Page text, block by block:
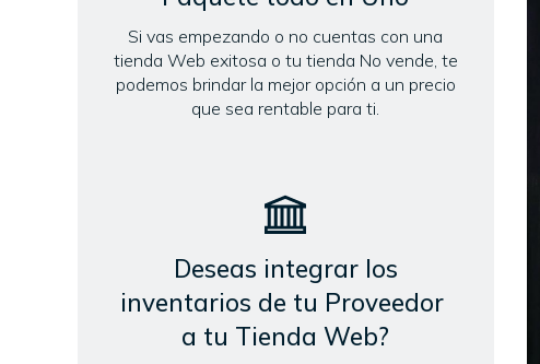
Si vas empezando o no cuentas con una
tienda Web exitosa o tu tienda No vende, te
podemos brindar la mejor opción a un precio
que sea rentable para ti.
Deseas integrar los
inventarios de tu Proveedor
a tu Tienda Web?